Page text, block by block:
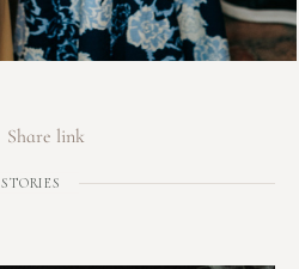
Share link
STORIES